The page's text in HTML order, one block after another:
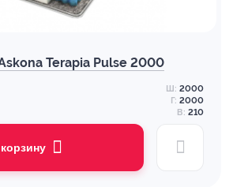
Terapia Pulse 2000
Ш: 2000
Г: 2000
В: 210